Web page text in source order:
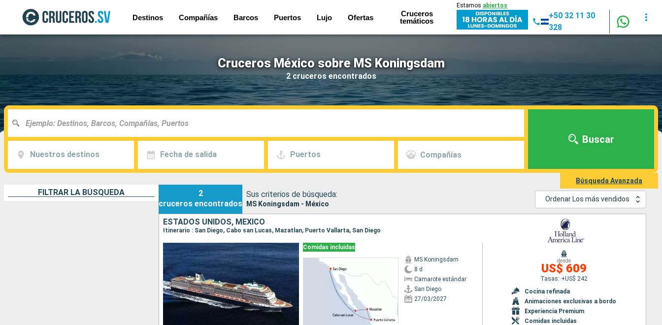
Destinos Compañías Barcos Puertos Lujo Ofertas
Cruceros
temáticos
Estamos abiertos
+50 32 11 30
328
Cruceros México sobre MS Koningsdam
2 cruceros encontrados
Nuestros destinos Fecha de salida Puertos Compañías
Buscar
Búsqueda Avanzada
FILTRAR LA BÚSQUEDA
2
cruceros encontrados
Sus criterios de búsqueda:
MS Koningsdam - México
Ordenar Los más vendidos
ESTADOS UNIDOS, MÉXICO
Itinerario : San Diego, Cabo san Lucas, Mazatlan, Puerto Vallarta, San Diego
Comidas incluidas
MS Koningsdam
8 d
Camarote estándar
San Diego
27/03/2027
desde
US$ 609
Tasas: +US$ 242
Cocina refinada
Animaciones exclusivas a bordo
Experiencia Premium
Comidas incluidas